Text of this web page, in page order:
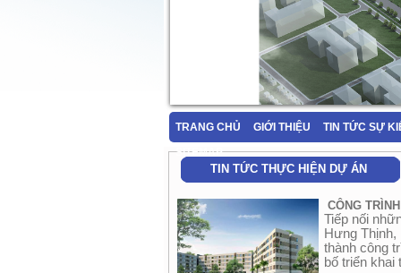
TRANG CHỦ GIỚI THIỆU
TIN TỨC SỰ
SITEMAP
TIN TỨC THỰC HIỆN DỰ ÁN
CÔNG
Tiếp nối
Hưng
thành công
bố triển khai